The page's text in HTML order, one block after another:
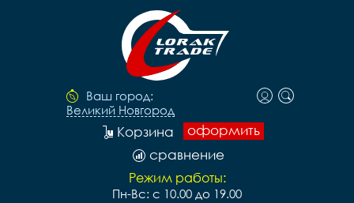
Ваш город:
Великий Новгород
оформить
Корзина
сравнение
Режим работы:
Пн-Вс: с 10.00 до 19.00